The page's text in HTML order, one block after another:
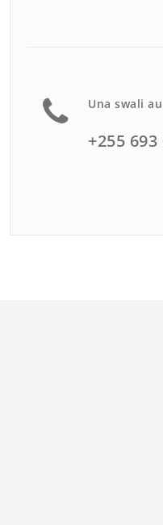
Una swali
+255